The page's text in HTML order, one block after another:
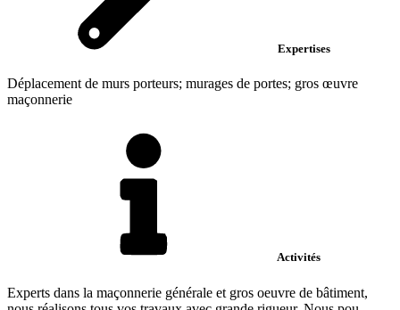
Expertises
Déplacement de murs porteurs; murages de portes; gros œuvre
maçonnerie
Activités
Experts dans la maçonnerie générale et gros oeuvre de bâtiment,